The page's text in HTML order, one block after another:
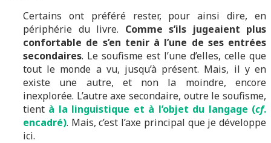
Certains ont préféré rester, pour ainsi dire, en
périphérie du livre. Comme s’ils jugeaient plus
confortable de s’en tenir à l’une de ses entrées
secondaires. Le soufisme est l’une d’elles, celle que
tout le monde a vu, jusqu’à présent. Mais, il y en
existe une autre, et non la moindre, encore
inexplorée. L’autre axe secondaire, outre le soufisme,
tient à la linguistique et à l’objet du langage (cf.
encadré). Mais, c’est l’axe principal que je développe
ici.